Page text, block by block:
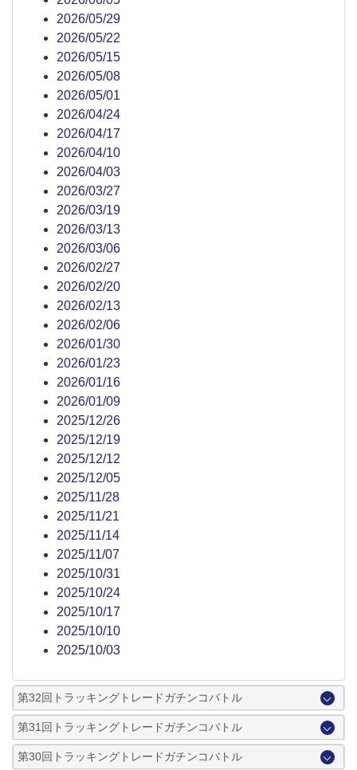
2026/05/29
2026/05/22
2026/05/15
2026/05/08
2026/05/01
2026/04/24
2026/04/17
2026/04/10
2026/04/03
2026/03/27
2026/03/19
2026/03/13
2026/03/06
2026/02/27
2026/02/20
2026/02/13
2026/02/06
2026/01/30
2026/01/23
2026/01/16
2026/01/09
2025/12/26
2025/12/19
2025/12/12
2025/12/05
2025/11/28
2025/11/21
2025/11/14
2025/11/07
2025/10/31
2025/10/24
2025/10/17
2025/10/10
2025/10/03
第32回トラッキングトレードガチンコバトル
第31回トラッキングトレードガチンコバトル
第30回トラッキングトレードガチンコバトル